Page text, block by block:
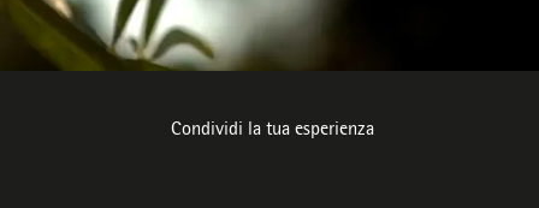
Condividi la tua esperienza